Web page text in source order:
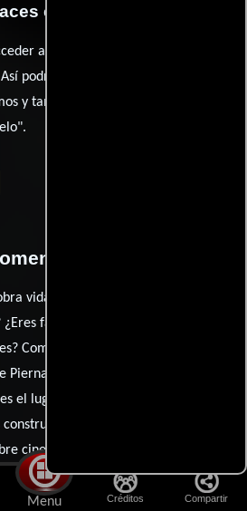
Menu Créditos Compartir
externos
a los recursos externos que
podrás chequear toda la
y también ampliar tu conocimiento
vida a través de tus opiniones. ¿Qué
fan de Zalman King, Nina
Comparte tus pensamientos,
Piernas de terciopelo. ¿Te hizo reír,
el lugar para expresarlo. ¡No te
una comunidad apasionada
cine y series nunca se detenga.
conocer tu mundo cinematográfico.
donde se proyecta nuestra